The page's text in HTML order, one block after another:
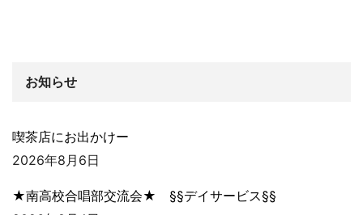
お知らせ
喫茶店にお出かけー
2026年8月6日
★南高校合唱部交流会★ §§デイサービス§§